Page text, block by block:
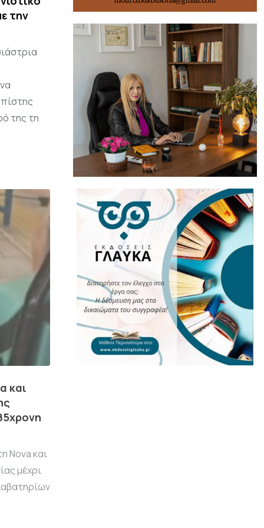
την
πίστης
της τη
και
Nova και
μέχρι